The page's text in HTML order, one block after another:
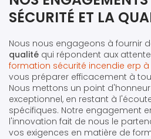
SÉCURITÉ ET LA
Nous nous engageons à fournir
qualité qui répondent aux
formation sécurité incendie erp à
vous préparer efficacement à
Nous mettons un point
exceptionnel, en restant à
spécifiques. Notre engagement
l'innovation fait de nous le
vos exigences en matière de